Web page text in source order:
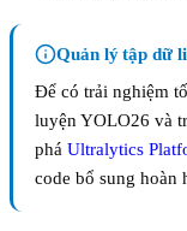
Quản lý tập dữ
Để có trải nghiệm
luyện YOLO26 và
phá Ultralytics
code bổ sung hoàn